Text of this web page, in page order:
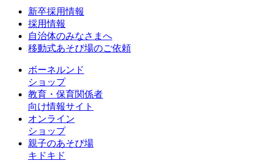
新卒採用情報
採用情報
自治体のみなさまへ
移動式あそび場のご依頼
ボーネルンド
ショップ
教育・保育関係者
向け情報サイト
オンライン
ショップ
親子のあそび場
キドキド